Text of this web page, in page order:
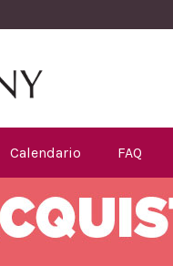
Calendario FAQ